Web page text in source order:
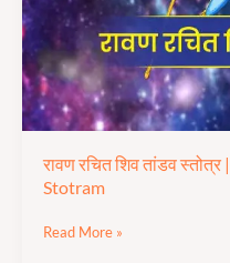
रावण रचित शिव तांडव
Stotram
Shiv
Tandav
Stotram
Read More »